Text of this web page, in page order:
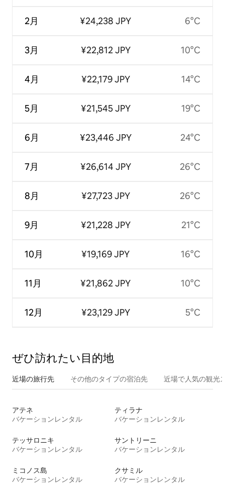
2月
3月
4月
5月
6月
7月
8月
9月
10月
11月
12月
¥24,238 JPY
¥22,812 JPY
¥22,179 JPY
¥21,545 JPY
¥23,446 JPY
¥26,614 JPY
¥27,723 JPY
¥21,228 JPY
¥19,169 JPY
¥21,862 JPY
¥23,129 JPY
6°C
10°C
14°C
19°C
24°C
26°C
26°C
21°C
16°C
10°C
5°C
ぜひ訪⁠れ⁠た⁠い目⁠的⁠地
近場の旅行先 その他のタ⁠イ⁠プ⁠の宿⁠泊⁠先 近場で人気の観光
アテネ
バケーションレンタル
ティラナ
バケーションレンタル
テッサロニキ
バケーションレンタル
サントリーニ
バケーションレンタル
ミコノス島
バケーションレンタル
クサミル
バケーションレンタル